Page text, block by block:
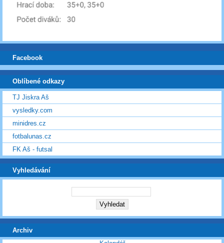
Facebook
Oblíbené odkazy
TJ Jiskra Aš
vysledky.com
minidres.cz
fotbalunas.cz
FK Aš - futsal
Vyhledávání
Archiv